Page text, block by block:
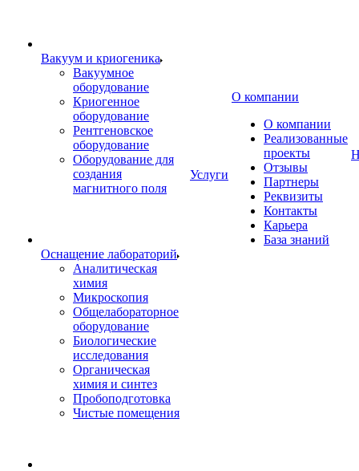
Вакуум и криогеника
Вакуумное
оборудование
Криогенное
оборудование
Рентгеновское
оборудование
Оборудование для
создания
магнитного поля
Оснащение лабораторий
Аналитическая
химия
Микроскопия
Общелабораторное
оборудование
Биологические
исследования
Органическая
химия и синтез
Пробоподготовка
Чистые помещения
Услуги
О компании
О компании
Реализованные
проекты
Отзывы
Партнеры
Реквизиты
Контакты
Карьера
База знаний